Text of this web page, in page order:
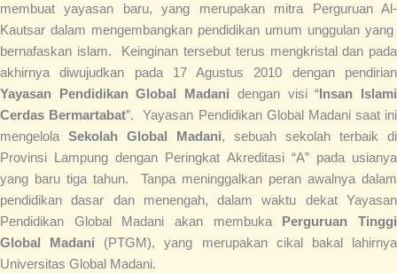
membuat yayasan baru, yang merupakan mitra Perguruan Al-
Kautsar dalam mengembangkan pendidikan umum unggulan yang
bernafaskan islam. Keinginan tersebut terus mengkristal dan pada
akhirnya diwujudkan pada 17 Agustus 2010 dengan pendirian
Yayasan Pendidikan Global Madani dengan visi “ Insan Islami
Cerdas Bermartabat”. Yayasan Pendidikan Global Madani saat ini
mengelola Sekolah Global Madani, sebuah sekolah terbaik di
Provinsi Lampung dengan Peringkat Akreditasi “A” pada usianya
yang baru tiga tahun. Tanpa meninggalkan peran awalnya dalam
pendidikan dasar dan menengah, dalam waktu dekat Yayasan
Pendidikan Global Madani akan membuka
Perguruan Tinggi
Global Madani (PTGM), yang merupakan cikal bakal lahirnya
Universitas Global Madani.